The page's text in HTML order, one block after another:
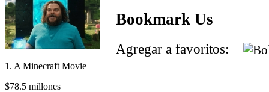
1. A Minecraft Movie
$78.5 millones
Bookmark Us
Agregar a favoritos: